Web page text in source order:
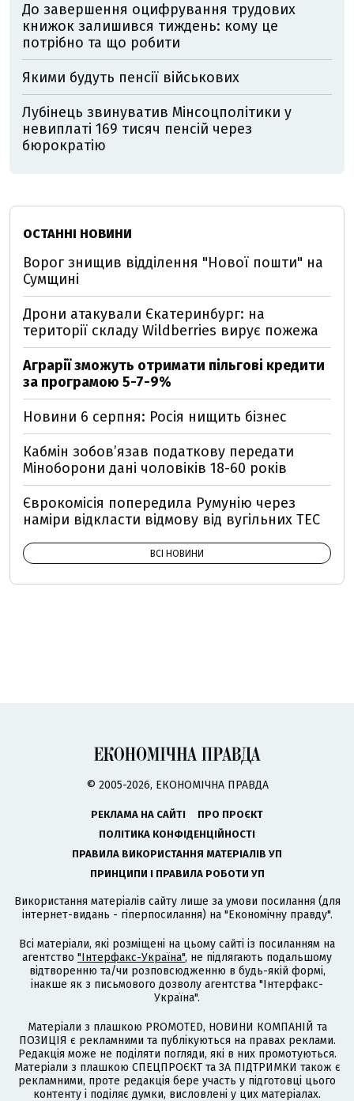
До завершення оцифрування трудових
книжок залишився тиждень: кому це
потрібно та що робити
Якими будуть пенсії військових
Лубінець звинуватив Мінсоцполітики у
невиплаті 169 тисяч пенсій через
бюрократію
ОСТАННІ НОВИНИ
Ворог знищив відділення "Нової пошти" на
Сумщині
Дрони атакували Єкатеринбург: на
території складу Wildberries вирує пожежа
Аграрії зможуть отримати пільгові кредити
за програмою 5-7-9%
Новини 6 серпня: Росія нищить бізнес
Кабмін зобовʼязав податкову передати
Міноборони дані чоловіків 18-60 років
Єврокомісія попередила Румунію через
наміри відкласти відмову від вугільних ТЕС
ВСІ НОВИНИ
© 2005-2026, ЕКОНОМІЧНА ПРАВДА
РЕКЛАМА НА САЙТІ
ПРО ПРОЄКТ
ПОЛІТИКА КОНФІДЕНЦІЙНОСТІ
ПРАВИЛА ВИКОРИСТАННЯ МАТЕРІАЛІВ УП
ПРИНЦИПИ І ПРАВИЛА РОБОТИ УП
Використання матеріалів сайту лише за умови посилання (для
інтернет-видань - гіперпосилання) на "Економічну правду".
Всі матеріали, які розміщені на цьому сайті із посиланням на
агентство "Інтерфакс-Україна", не підлягають подальшому
відтворенню та/чи розповсюдженню в будь-якій формі,
інакше як з письмового дозволу агентства "Інтерфакс-
Україна".
Матеріали з плашкою PROMOTED, НОВИНИ КОМПАНІЙ та
ПОЗИЦІЯ є рекламними та публікуються на правах реклами.
Редакція може не поділяти погляди, які в них промотуються.
Матеріали з плашкою СПЕЦПРОЄКТ та ЗА ПІДТРИМКИ також є
рекламними, проте редакція бере участь у підготовці цього
контенту і поділяє думки, висловлені у цих матеріалах.